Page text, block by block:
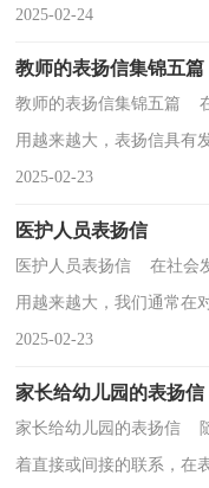
子。当时孩子的情况十分
2025-02-24
教师的表扬信集锦五篇
教师的表扬信集锦五篇
用越来越大，表扬信具有
头绪？下面是小编收集整
2025-02-23
医护人员表扬信
医护人员表扬信 在社会
用越来越大，我们通常在
是你知道怎样才能写的好
2025-02-23
家长给幼儿园的表扬信
家长给幼儿园的表扬信
着直接或间接的联系，在